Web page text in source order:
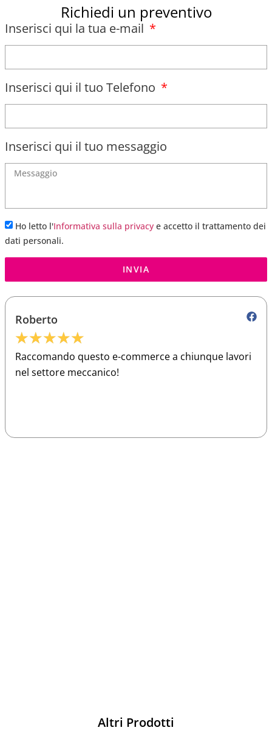
Richiedi un preventivo
Inserisci qui la tua e-mail
Inserisci qui il tuo Telefono
Inserisci qui il tuo messaggio
Ho letto l'Informativa sulla privacy e accetto il trattamento dei
dati personali.
INVIA
Roberto
★★★★★
Raccomando questo e-commerce a chiunque lavori
nel settore meccanico!
Altri Prodotti